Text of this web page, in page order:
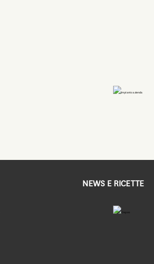
NEWS E RICETTE